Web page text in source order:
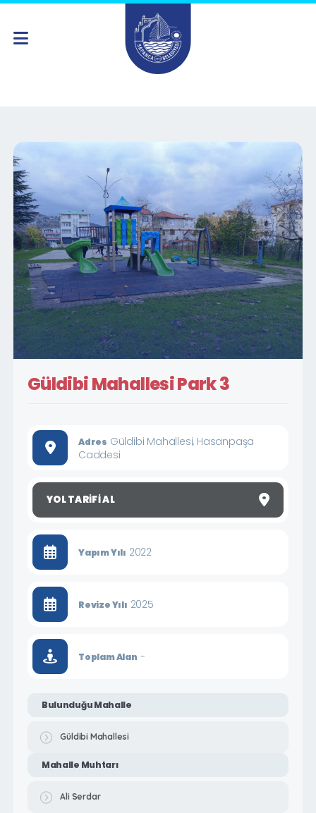
Güldibi Mahallesi Park 3
Adres Güldibi Mahallesi, Hasanpaşa
Caddesi
YOL TARIFI AL
Yapım Yılı 2022
Revize Yılı 2025
Toplam Alan -
Bulunduğu Mahalle
Güldibi Mahallesi
Mahalle Muhtarı
Ali Serdar